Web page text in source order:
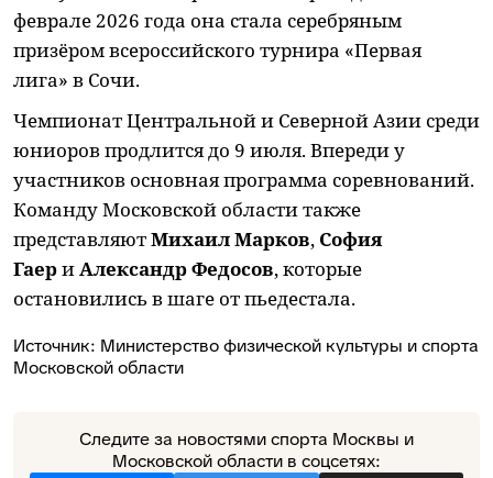
феврале 2026 года она стала серебряным
призёром всероссийского турнира «Первая
лига» в Сочи.
Чемпионат Центральной и Северной Азии среди
юниоров продлится до 9 июля. Впереди у
участников основная программа соревнований.
Команду Московской области также
представляютМихаил Марков, София
ГаериАлександр Федосов, которые
остановились в шаге от пьедестала.
Источник: Министерство физической культуры и спорта
Московской области
Следите за новостями спорта Москвы и
Московской области в соцсетях: